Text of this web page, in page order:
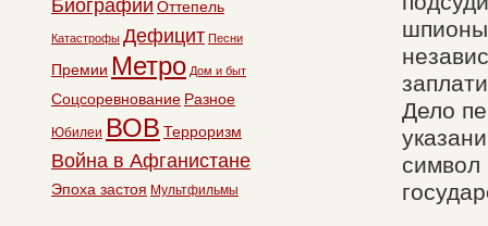
Дело
символ
Биографии Оттепель
Катастрофы Дефицит Песни
Премии Метро Дом и быт
Соцсоревнование Разное
Юбилеи ВОВ Терроризм
Война в Афганистане
Эпоха застоя Мультфильмы